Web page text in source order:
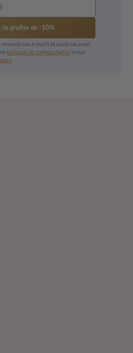
Je profite de -10%
recevoir vos e-mails et confirme avoir
politique de confidentialité et nos